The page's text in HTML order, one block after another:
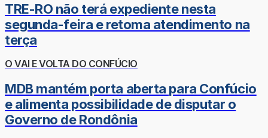
TRE-RO não terá expediente nesta
segunda-feira e retoma atendimento na
terça
O VAI E VOLTA DO CONFÚCIO
MDB mantém porta aberta para Confúcio
e alimenta possibilidade de disputar o
Governo de Rondônia